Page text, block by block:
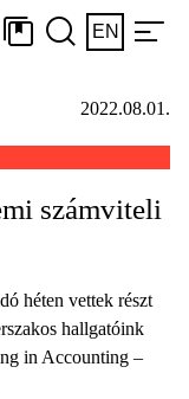
EN
2022.08.01.
számviteli
héten vettek részt
hallgatóink
in Accounting –